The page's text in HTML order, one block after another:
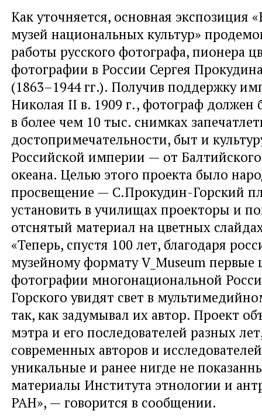
Как уточняется, основная экспозиция
музей национальных культур»
работы русского фотографа, пионера
фотографии в России Сергея
(1863–1944 гг.). Получив поддержку
Николая II в. 1909 г., фотограф должен
в более чем 10 тыс. снимках
достопримечательности, быт и
Российской империи — от
океана. Целью этого проекта было
просвещение — С.Прокудин-Горский
установить в училищах проекторы и
отснятый материал на цветных
«Теперь, спустя 100 лет, благодаря
музейному формату V_Museum первые
фотографии многонациональной
Горского увидят свет в
так, как задумывал их автор. Проект
мэтра и его последователей разных
современных авторов и
уникальные и ранее нигде не
материалы Института этнологии и
РАН», — говорится в сообщении.